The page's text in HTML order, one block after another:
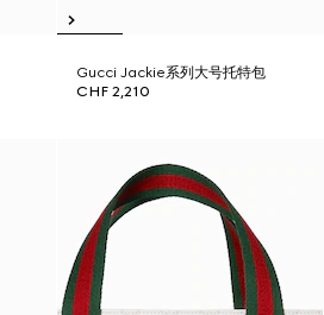
Gucci Jackie系列大号托特包
CHF 2,210